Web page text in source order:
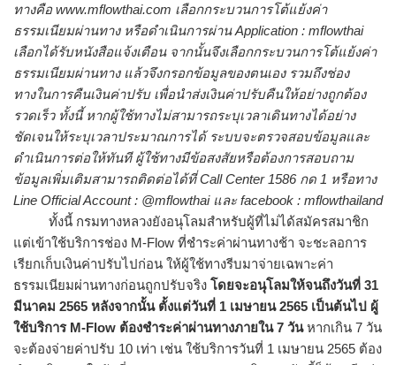
ทางคือ www.mflowthai.com เลือกกระบวนการโต้แย้งค่า
ธรรมเนียมผ่านทาง หรือดำเนินการผ่าน Application : mflowthai
เลือกได้รับหนังสือแจ้งเตือน จากนั้นจึงเลือกกระบวนการโต้แย้งค่า
ธรรมเนียมผ่านทาง แล้วจึงกรอกข้อมูลของตนเอง รวมถึงช่อง
ทางในการคืนเงินค่าปรับ เพื่อนำส่งเงินค่าปรับคืนให้อย่างถูกต้อง
รวดเร็ว ทั้งนี้ หากผู้ใช้ทางไม่สามารถระบุเวลาเดินทางได้อย่าง
ชัดเจนให้ระบุเวลาประมาณการได้ ระบบจะตรวจสอบข้อมูลและ
ดำเนินการต่อให้ทันที ผู้ใช้ทางมีข้อสงสัยหรือต้องการสอบถาม
ข้อมูลเพิ่มเติมสามารถติดต่อได้ที่ Call Center 1586 กด 1 หรือทาง
Line Official Account : @mflowthai และ facebook : mflowthailand
ทั้งนี้ กรมทางหลวงยังอนุโลมสำหรับผู้ที่ไม่ได้สมัครสมาชิก
แต่เข้าใช้บริการช่อง M-Flow ที่ชำระค่าผ่านทางช้า จะชะลอการ
เรียกเก็บเงินค่าปรับไปก่อน ให้ผู้ใช้ทางรีบมาจ่ายเฉพาะค่า
ธรรมเนียมผ่านทางก่อนถูกปรับจริง โดยจะอนุโลมให้จนถึงวันที่ 31
มีนาคม 2565 หลังจากนั้น ตั้งแต่วันที่ 1 เมษายน 2565 เป็นต้นไป ผู้
ใช้บริการ M-Flow ต้องชำระค่าผ่านทางภายใน 7 วันหากเกิน 7 วัน
จะต้องจ่ายค่าปรับ 10 เท่า เช่น ใช้บริการวันที่ 1 เมษายน 2565 ต้อง